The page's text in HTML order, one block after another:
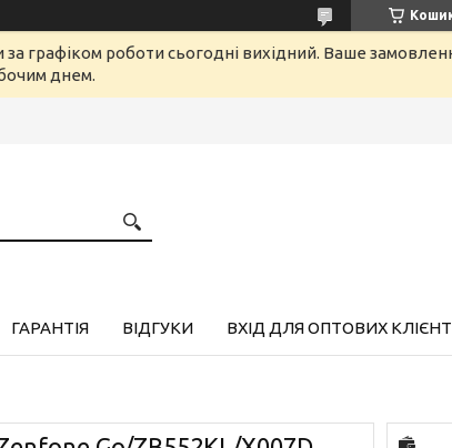
графіком роботи сьогодні вихідний. Ваше
днем.
ГАРАНТІЯ ВІДГУКИ ВХІД ДЛЯ ОПТОВИХ